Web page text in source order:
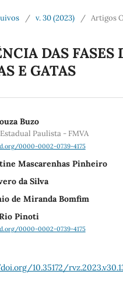
/ v. 30 (2023) / Artigos
DAS FASES
E GATAS
Buzo
Paulista - FMVA
0000-0002-0739-4175
Mascarenhas Pinheiro
da Silva
de Miranda Bomfim
Pinoti
0000-0002-0739-4175
10.35172/